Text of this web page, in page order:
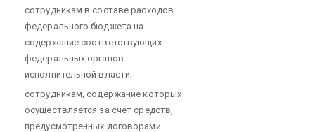
сотрудникам в составе расходов
федерального бюджета на
содержание соответствующих
федеральных органов
исполнительной власти;
сотрудникам, содержание которых
осуществляется за счет средств,
предусмотренных договорами